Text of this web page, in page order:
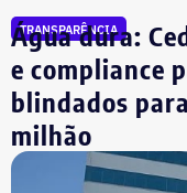
TRANSPARÊNCIA
Água dura:
e compliance
blindados
milhão